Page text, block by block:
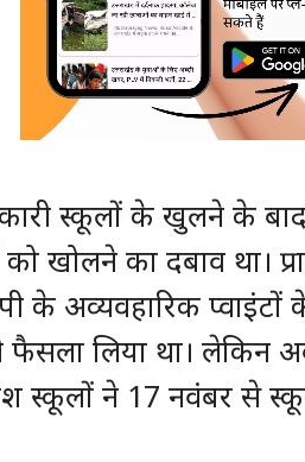
स्कूलों के खुलने के
खोलने का दबाव था।
के अव्यवहारिक
फैसला लिया था।
स्कूलों ने 17 नवंबर से